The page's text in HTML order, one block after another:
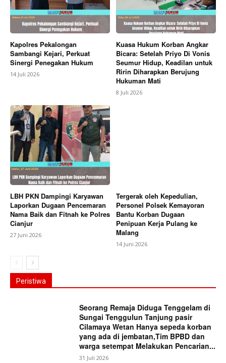
Kapolres Pekalongan
Sambangi Kejari, Perkuat
Sinergi Penegakan Hukum
14 Juli 2026
Kuasa Hukum Korban Angkar
Bicara: Setelah Priyo Di Vonis
Seumur Hidup, Keadilan untuk
Ririn Diharapkan Berujung
Hukuman Mati
8 Juli 2026
LBH PKN Dampingi Karyawan
Laporkan Dugaan Pencemaran
Nama Baik dan Fitnah ke Polres
Cianjur
27 Juni 2026
Tergerak oleh Kepedulian,
Personel Polsek Kemayoran
Bantu Korban Dugaan
Penipuan Kerja Pulang ke
Malang
14 Juni 2026
Peristiwa
Seorang Remaja Diduga Tenggelam di
Sungai Tenggulun Tanjung pasir
Cilamaya Wetan Hanya sepeda korban
yang ada di jembatan,Tim BPBD dan
warga setempat Melakukan Pencarian...
31 Juli 2026